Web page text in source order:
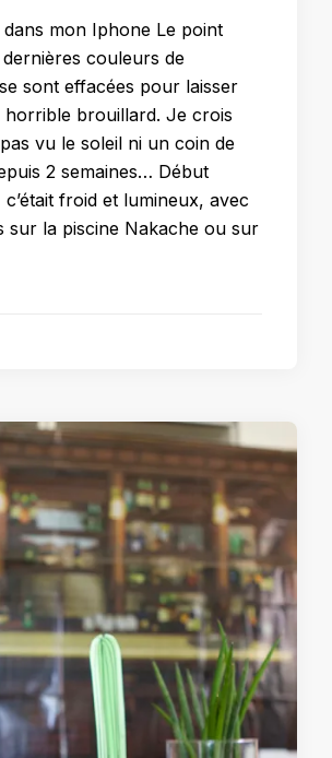
dans mon Iphone Le point
dernières couleurs de
sont effacées pour laisser
horrible brouillard. Je crois
pas vu le soleil ni un coin de
2 semaines… Début
froid et lumineux, avec
sur la piscine Nakache ou sur